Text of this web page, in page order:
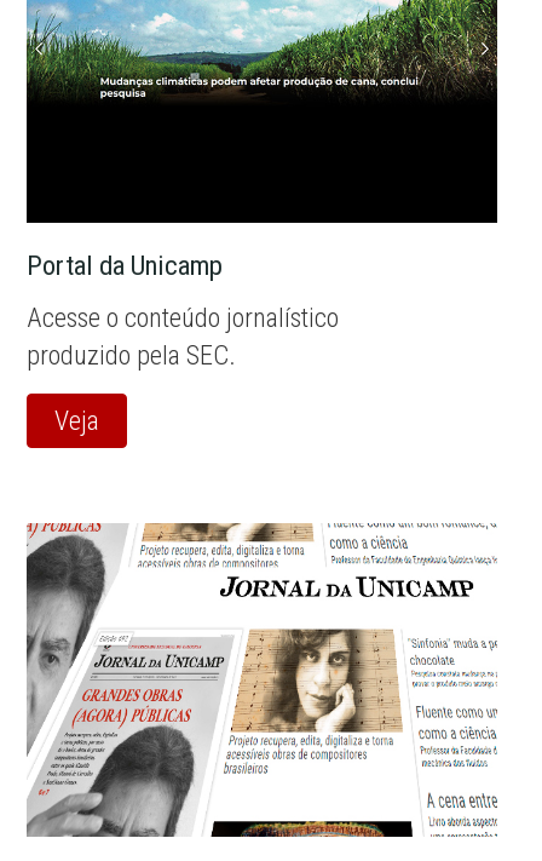
Portal da Unicamp
Acesse o conteúdo jornalístico
produzido pela SEC.
Veja